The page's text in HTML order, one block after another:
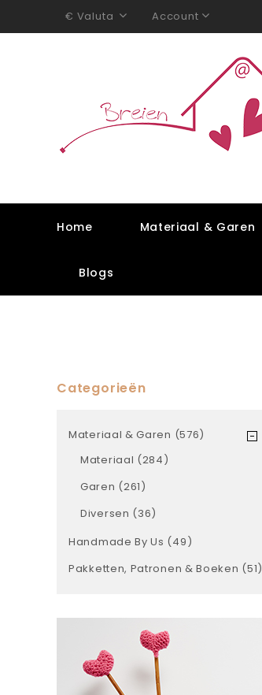
€ Valuta Account
Home Materiaal & Garen
Blogs
Categorieën
Materiaal & Garen (576)
Materiaal (284)
Garen (261)
Diversen (36)
Handmade By Us (49)
Pakketten, Patronen & Boeken (51)